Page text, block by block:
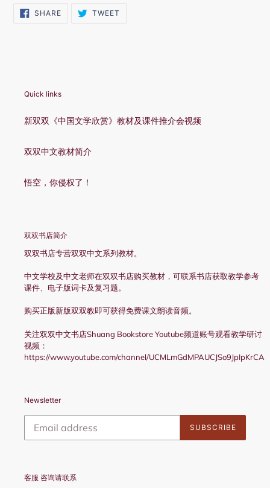
SHARESHARE
ON
TWEET
Quick links
新双双《中国文学欣赏》教材及课件推介会视频
双双中文教材简介
悟空，你侵权了！
双双书店简介
双双书店专营双双中文系列教材。
中文学校及中文老师在双双书店购买教材，可联系书店获取教学参考
课件、电子版词卡及复习题。
购买正版新版双双教即可获得免费课文朗读音频。
关注双双中文书店Shuang Bookstore Youtube频道账号观看教学研讨
视频：
https://www.youtube.com/channel/UCMLmGdMPAUCJSo9JpIpKrCA
Newsletter
SUBSCRIBE
客服 咨询请联系